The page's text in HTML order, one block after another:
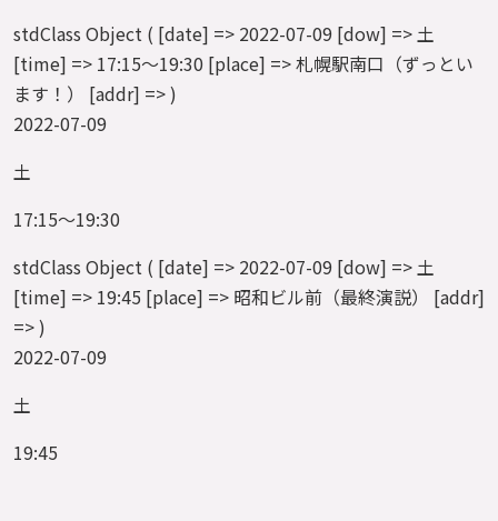
stdClass Object ( [date] => 2022-07-09 [dow] => 土
[time] => 17:15～19:30 [place] => 札幌駅南口（ずっとい
ます！） [addr] => )
2022-07-09
土
17:15～19:30
stdClass Object ( [date] => 2022-07-09 [dow] => 土
[time] => 19:45 [place] => 昭和ビル前（最終演説） [addr]
=> )
2022-07-09
土
19:45